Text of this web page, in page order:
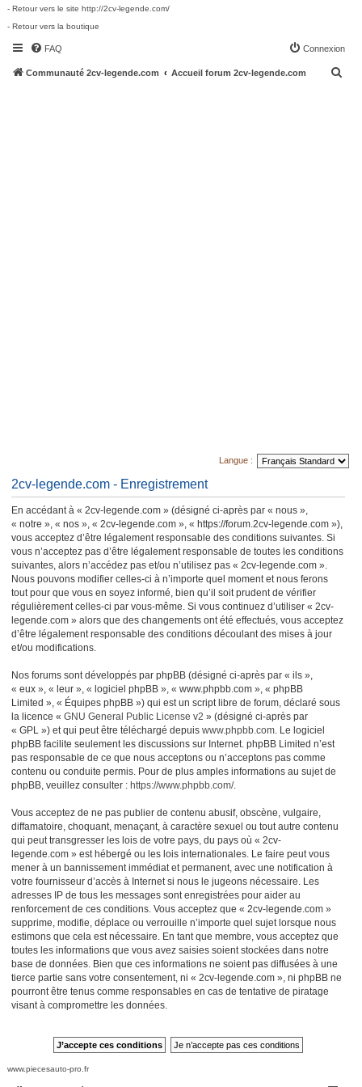
- Retour vers le site http://2cv-legende.com/
- Retour vers la boutique
FAQ Connexion
Communauté 2cv-legende.com Accueil forum 2cv-legende.com
Langue :
2cv-legende.com - Enregistrement
En accédant à « 2cv-legende.com » (désigné ci-après par « nous »,
« notre », « nos », « 2cv-legende.com », « https://forum.2cv-legende.com »),
vous acceptez d’être légalement responsable des conditions suivantes. Si
vous n’acceptez pas d’être légalement responsable de toutes les conditions
suivantes, alors n’accédez pas et/ou n’utilisez pas « 2cv-legende.com ».
Nous pouvons modifier celles-ci à n’importe quel moment et nous ferons
tout pour que vous en soyez informé, bien qu’il soit prudent de vérifier
régulièrement celles-ci par vous-même. Si vous continuez d’utiliser « 2cv-
legende.com » alors que des changements ont été effectués, vous acceptez
d’être légalement responsable des conditions découlant des mises à jour
et/ou modifications.
Nos forums sont développés par phpBB (désigné ci-après par « ils »,
« eux », « leur », « logiciel phpBB », « www.phpbb.com », « phpBB
Limited », « Équipes phpBB ») qui est un script libre de forum, déclaré sous
la licence « GNU General Public License v2 » (désigné ci-après par
« GPL ») et qui peut être téléchargé depuis www.phpbb.com. Le logiciel
phpBB facilite seulement les discussions sur Internet. phpBB Limited n’est
pas responsable de ce que nous acceptons ou n’acceptons pas comme
contenu ou conduite permis. Pour de plus amples informations au sujet de
phpBB, veuillez consulter : https://www.phpbb.com/.
Vous acceptez de ne pas publier de contenu abusif, obscène, vulgaire,
diffamatoire, choquant, menaçant, à caractère sexuel ou tout autre contenu
qui peut transgresser les lois de votre pays, du pays où « 2cv-
legende.com » est hébergé ou les lois internationales. Le faire peut vous
mener à un bannissement immédiat et permanent, avec une notification à
votre fournisseur d’accès à Internet si nous le jugeons nécessaire. Les
adresses IP de tous les messages sont enregistrées pour aider au
renforcement de ces conditions. Vous acceptez que « 2cv-legende.com »
supprime, modifie, déplace ou verrouille n’importe quel sujet lorsque nous
estimons que cela est nécessaire. En tant que membre, vous acceptez que
toutes les informations que vous avez saisies soient stockées dans notre
base de données. Bien que ces informations ne soient pas diffusées à une
tierce partie sans votre consentement, ni « 2cv-legende.com », ni phpBB ne
pourront être tenus comme responsables en cas de tentative de piratage
visant à compromettre les données.
www.piecesauto-pro.fr